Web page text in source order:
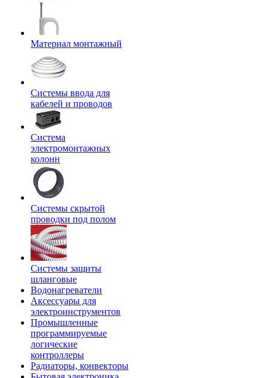
Материал монтажный
Системы ввода для
кабелей и проводов
Система
электромонтажных
колонн
Системы скрытой
проводки под полом
Системы защиты
шланговые
Водонагреватели
Аксессуары для
электроинструментов
Промышленные
программируемые
логические
контроллеры
Радиаторы, конвекторы